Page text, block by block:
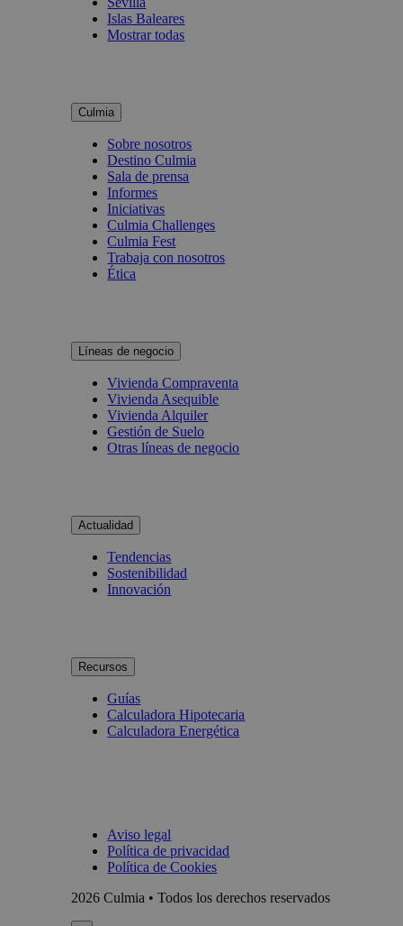
Islas Baleares
Mostrar todas
Culmia
Sobre nosotros
Destino Culmia
Sala de prensa
Informes
Iniciativas
Culmia Challenges
Culmia Fest
Trabaja con nosotros
Ética
Líneas de negocio
Vivienda Compraventa
Vivienda Asequible
Vivienda Alquiler
Gestión de Suelo
Otras líneas de negocio
Actualidad
Tendencias
Sostenibilidad
Innovación
Recursos
Guías
Calculadora Hipotecaria
Calculadora Energética
Aviso legal
Política de privacidad
Política de Cookies
2026 Culmia • Todos los derechos reservados